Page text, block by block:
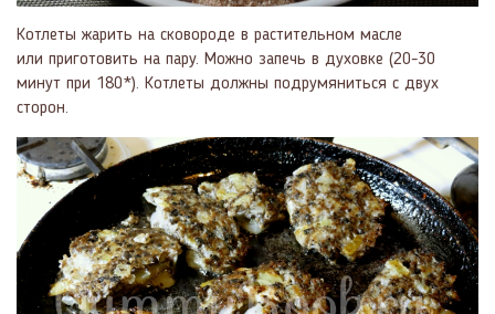
Котлеты жарить на сковороде в растительном масле
или приготовить на пару. Можно запечь в духовке (20-30
минут при 180*). Котлеты должны подрумяниться с двух
сторон.